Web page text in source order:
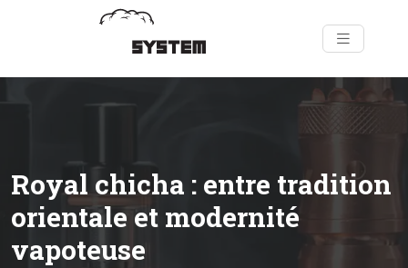
Royal chicha : entre tradition
orientale et modernité
vapoteuse